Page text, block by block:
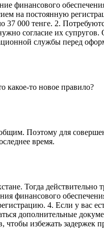
финансового
на постоянную
37 000 тенге. 2.
согласие их
службы перед
какое-то новое правило?
Поэтому для
время.
Тогда действительно
финансового
4. Если у вас
дополнительные
чтобы избежать задержек